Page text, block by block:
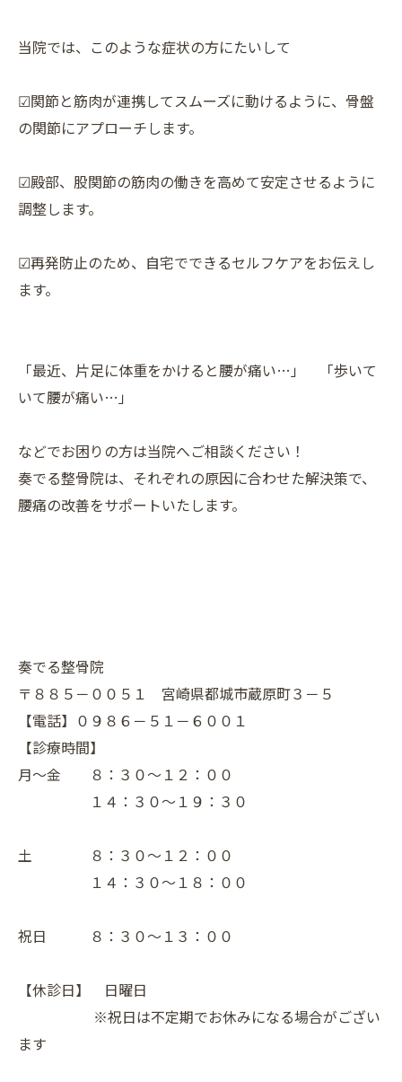
当院では、このような症状の方にたいして
☑関節と筋肉が連携してスムーズに動けるように、骨盤
の関節にアプローチします。
☑殿部、股関節の筋肉の働きを高めて安定させるように
調整します。
☑再発防止のため、自宅でできるセルフケアをお伝えし
ます。
「最近、片足に体重をかけると腰が痛い…」 「歩いて
いて腰が痛い…」
などでお困りの方は当院へご相談ください！
奏でる整骨院は、それぞれの原因に合わせた解決策で、
腰痛の改善をサポートいたします。
奏でる整骨院
〒８８５－００５１ 宮崎県都城市蔵原町３－５
【電話】０９８６－５１－６００１
【診療時間】
月～金 ８：３０～１２：００
１４：３０～１９：３０
土 ８：３０～１２：００
１４：３０～１８：００
祝日 ８：３０～１３：００
【休診日】 日曜日
※祝日は不定期でお休みになる場合がござい
ます